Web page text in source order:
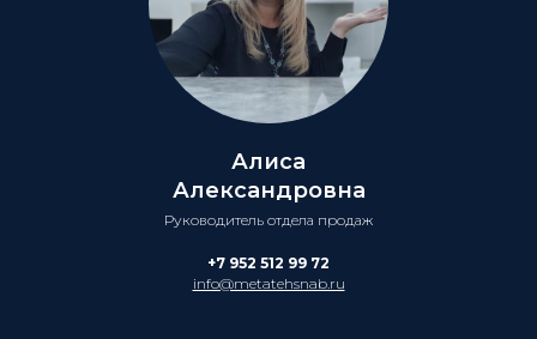
Алиса
Александровна
Руководитель отдела продаж
+7 952 512 99 72
info@metatehsnab.ru